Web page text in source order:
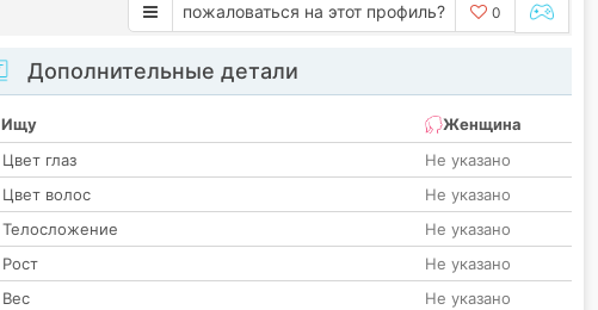
пожаловаться на этот профиль? 0
Дополнительные детали
Ищу
Женщина
Цвет глаз
Не указано
Цвет волос
Не указано
Телосложение
Не указано
Рост
Не указано
Вес
Не указано